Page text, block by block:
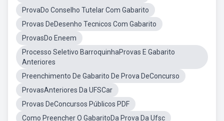
ProvaDo Conselho Tutelar Com Gabarito
Provas DeDesenho Tecnicos Com Gabarito
ProvasDo Eneem
Processo Seletivo BarroquinhaProvas E Gabarito
Anteriores
Preenchimento De Gabarito De Prova DeConcurso
ProvasAnteriores Da UFSCar
Provas DeConcursos Públicos PDF
Como Preencher O GabaritoDa Prova Da Ufsc